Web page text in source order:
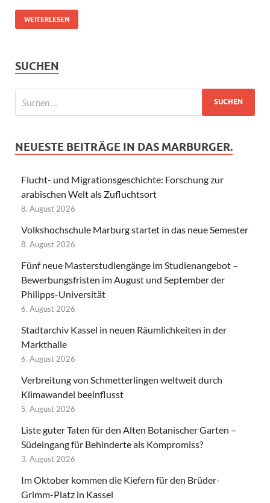
WEITERLESEN
SUCHEN
NEUESTE BEITRÄGE IN DAS MARBURGER.
Flucht- und Migrationsgeschichte: Forschung zur
arabischen Welt als Zufluchtsort
8. August 2026
Volkshochschule Marburg startet in das neue Semester
8. August 2026
Fünf neue Masterstudiengänge im Studienangebot –
Bewerbungsfristen im August und September der
Philipps-Universität
6. August 2026
Stadtarchiv Kassel in neuen Räumlichkeiten in der
Markthalle
6. August 2026
Verbreitung von Schmetterlingen weltweit durch
Klimawandel beeinflusst
5. August 2026
Liste guter Taten für den Alten Botanischer Garten –
Südeingang für Behinderte als Kompromiss?
3. August 2026
Im Oktober kommen die Kiefern für den Brüder-
Grimm-Platz in Kassel